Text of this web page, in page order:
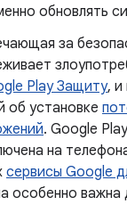
обновлять
за
Play Защиту, и
об установке
. Google
на
сервисы Google
особенно важна